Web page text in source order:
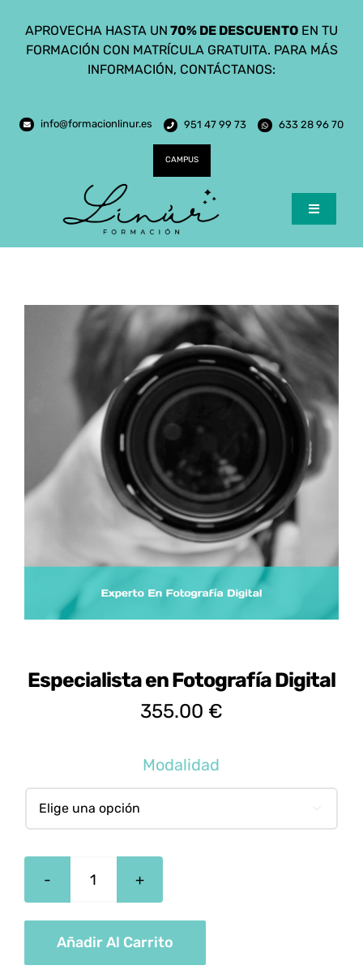
contenido
APROVECHA HASTA UN 70% DE DESCUENTO EN TU
FORMACIÓN CON MATRÍCULA GRATUITA. PARA MÁS
INFORMACIÓN, CONTÁCTANOS:
info@formacionlinur.es 951 47 99 73 633 28 96 70
CAMPUS
Toggle
Inicio
Ciclos Formativos
Certificados de Profesionalidad
Especialista en Fotografía Digital
355.00 €
Modalidad
Especialista
Fotografía
Digital
Añadir Al Carrito